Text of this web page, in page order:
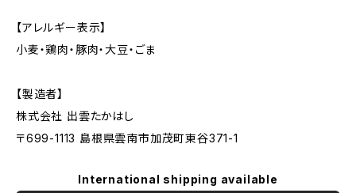
【アレルギー表示】
小麦・鶏肉・豚肉・大豆・ごま
【製造者】
株式会社 出雲たかはし
〒699-1113 島根県雲南市加茂町東谷371-1
International shipping available